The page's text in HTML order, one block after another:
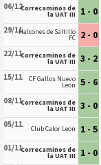
06/12Correcaminos de
la UAT III 1 - 0
29/11Halcones de Saltillo
FC 2 - 0
22/11Correcaminos de
la UAT III 3 - 2
15/11
CF Gallos Nuevo
Leon 5 - 6
08/11Correcaminos de
la UAT III 3 - 0
05/11
Club Calor Leon 1 - 5
01/11Correcaminos de
la UAT III 1 - 0